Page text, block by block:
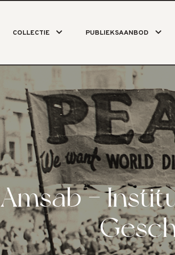
COLLECTIE PUBLIEKSAANBOD
Amsab -